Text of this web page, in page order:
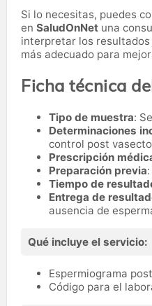
Si lo necesitas, puedes
en SaludOnNet una
interpretar los
más adecuado para
Ficha técnica
Tipo de muestra:
Determinaciones
control post
Prescripción
Preparación previa
Tiempo de
Entrega de
ausencia de
Qué incluye el servicio:
Espermiograma
Código para el